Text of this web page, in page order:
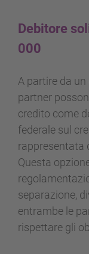
Debitore
000
A partire da
partner
credito come
federale sul
rappresentata
Questa
separazione,
entrambe le
rispettare gli